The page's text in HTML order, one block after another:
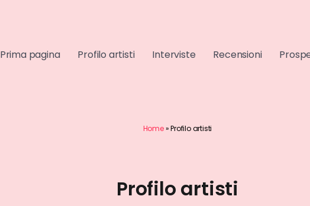
Prima pagina Profilo artisti Interviste Recensioni
Home»Profilo artisti
Profilo artisti
ARTISTI AFFERMATI